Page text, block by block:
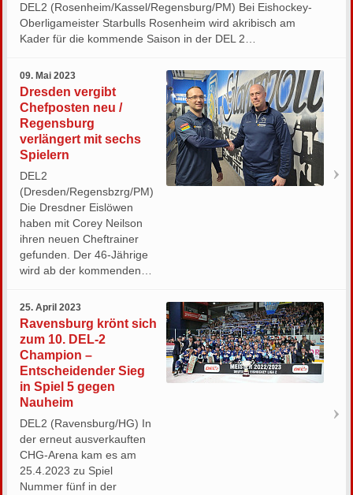
DEL2 (Rosenheim/Kassel/Regensburg/PM) Bei Eishockey-
Oberligameister Starbulls Rosenheim wird akribisch am
Kader für die kommende Saison in der DEL 2…
09. Mai 2023
Dresden vergibt
Chefposten neu /
Regensburg
verlängert mit sechs
Spielern
DEL2
(Dresden/Regensbzrg/PM)
Die Dresdner Eislöwen
haben mit Corey Neilson
ihren neuen Cheftrainer
gefunden. Der 46-Jährige
wird ab der kommenden…
25. April 2023
Ravensburg krönt sich
zum 10. DEL-2
Champion –
Entscheidender Sieg
in Spiel 5 gegen
Nauheim
DEL2 (Ravensburg/HG) In
der erneut ausverkauften
CHG-Arena kam es am
25.4.2023 zu Spiel
Nummer fünf in der